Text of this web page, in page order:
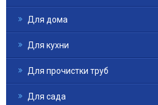
Для дома
Для кухни
Для прочистки труб
Для сада